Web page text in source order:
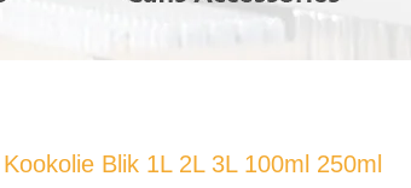
Blik 1L 2L 3L 100ml 250ml